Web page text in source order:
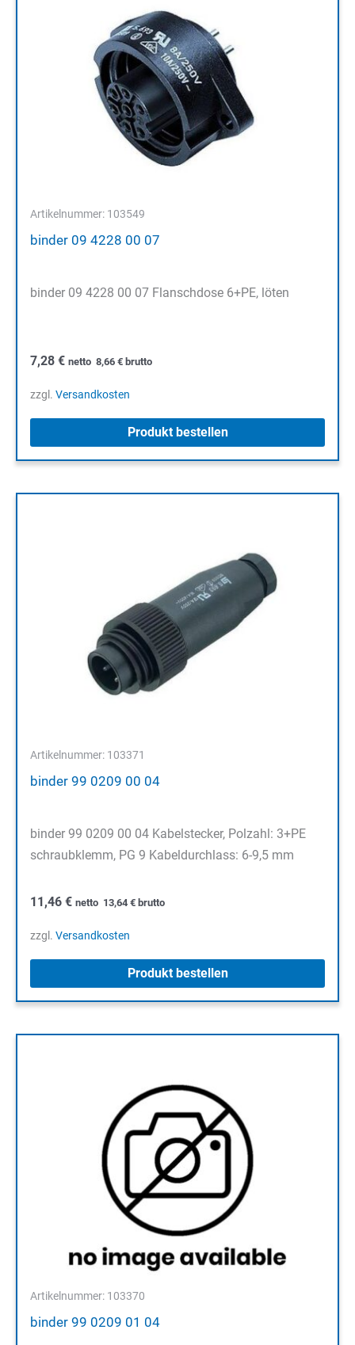
Artikelnummer: 103549
binder 09 4228 00 07
binder 09 4228 00 07 Flanschdose 6+PE, löten
7,28 € netto 8,66 € brutto
zzgl. Versandkosten
Produkt bestellen
Artikelnummer: 103371
binder 99 0209 00 04
binder 99 0209 00 04 Kabelstecker, Polzahl: 3+PE
schraubklemm, PG 9 Kabeldurchlass: 6-9,5 mm
11,46 € netto 13,64 € brutto
zzgl. Versandkosten
Produkt bestellen
Artikelnummer: 103370
binder 99 0209 01 04